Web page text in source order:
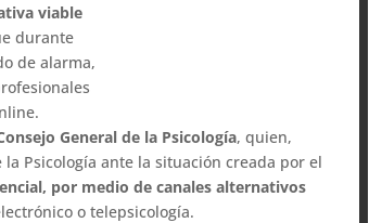
viable
durante
de alarma,
General de la Psicología, quien,
Psicología ante la situación creada por el
por medio de canales alternativos
o telepsicología.